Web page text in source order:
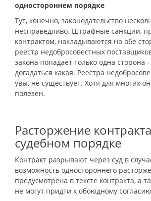
одностороннем порядке
Тут, конечно, законодательство
несправедливо. Штрафные санкции,
контрактом, накладываются на обе
реестр недобросовестных
закона попадает только одна сторона
догадаться какая. Реестра
увы, не существует. Хотя для многих
полезен.
Расторжение
судебном порядке
Контракт разрывают через суд в
возможность одностороннего
предусмотрена в тексте контракта, а
не могут придти к обоюдному